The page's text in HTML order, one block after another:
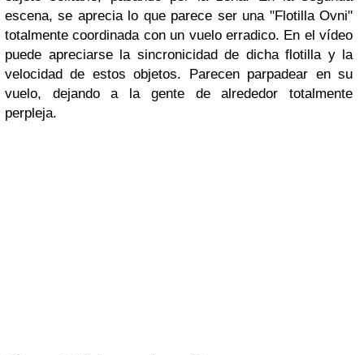
escena, se aprecia lo que parece ser una "Flotilla Ovni"
totalmente coordinada con un vuelo erradico. En el vídeo
puede apreciarse la sincronicidad de dicha flotilla y la
velocidad de estos objetos. Parecen parpadear en su
vuelo, dejando a la gente de alrededor totalmente
perpleja.